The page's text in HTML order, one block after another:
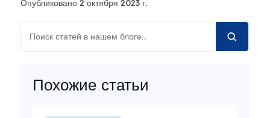
Опубликовано 2 октября 2023 г.
Похожие статьи